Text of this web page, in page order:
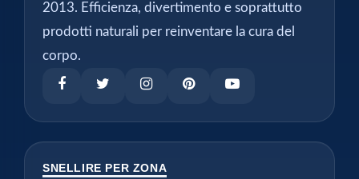
2013. Efficienza, divertimento e soprattutto
prodotti naturali per reinventare la cura del
corpo.
SNELLIRE PER ZONA